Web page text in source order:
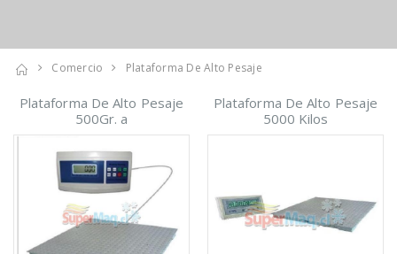
Comercio Plataforma De Alto Pesaje
Plataforma De Alto Pesaje
500Gr. a
Plataforma De Alto Pesaje
5000 Kilos